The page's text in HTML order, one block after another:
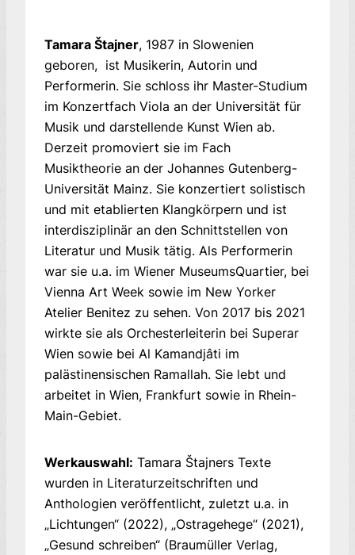
Tamara Štajner, 1987 in Slowenien
geboren, ist Musikerin, Autorin und
Performerin. Sie schloss ihr Master-Studium
im Konzertfach Viola an der Universität für
Musik und darstellende Kunst Wien ab.
Derzeit promoviert sie im Fach
Musiktheorie an der Johannes Gutenberg-
Universität Mainz. Sie konzertiert solistisch
und mit etablierten Klangkörpern und ist
interdisziplinär an den Schnittstellen von
Literatur und Musik tätig. Als Performerin
war sie u.a. im Wiener MuseumsQuartier, bei
Vienna Art Week sowie im New Yorker
Atelier Benitez zu sehen. Von 2017 bis 2021
wirkte sie als Orchesterleiterin bei Superar
Wien sowie bei Al Kamandjâti im
palästinensischen Ramallah. Sie lebt und
arbeitet in Wien, Frankfurt sowie in Rhein-
Main-Gebiet.
Werkauswahl: Tamara Štajners Texte
wurden in Literaturzeitschriften und
Anthologien veröffentlicht, zuletzt u.a. in
„Lichtungen“ (2022), „Ostragehege“ (2021),
„Gesund schreiben“ (Braumüller Verlag,